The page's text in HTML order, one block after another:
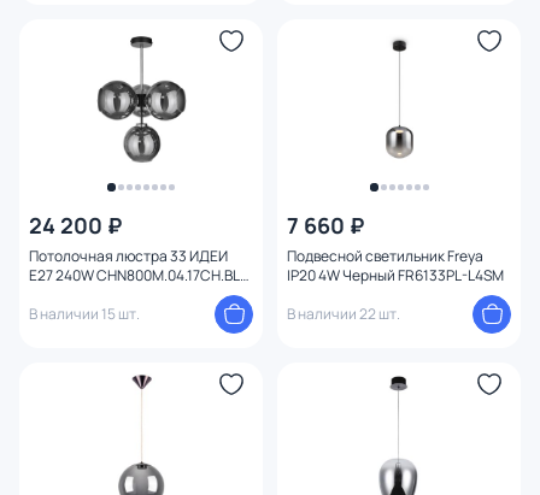
24 200 ₽
Потолочная люстра 33 ИДЕИ
Е27 240W CHN800M.04.17CH.BL-
В наличии 15 шт.
7 660 ₽
Подвесной светильник Freya
IP20 4W Черный FR6133PL-L4SM
В наличии 22 шт.
Конструкция
Мощность ламп